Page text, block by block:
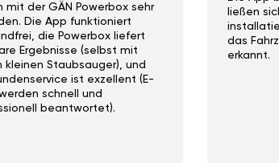
mit der GÄN Powerbox sehr
Die App funktioniert
die Powerbox liefert
Ergebnisse (selbst mit
kleinen Staubsauger), und
ist exzellent (E-
schnell und
beantwortet).
ließen
das
erkannt.